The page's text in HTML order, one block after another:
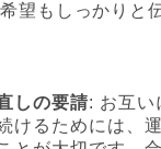
望もしっかりと
しの要請: お互い
けるためには、